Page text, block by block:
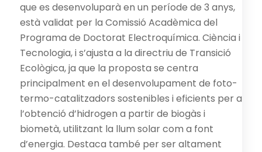
que es desenvoluparà en un període de 3 anys,
està validat per la Comissió Acadèmica del
Programa de Doctorat Electroquímica. Ciència i
Tecnologia, i s’ajusta a la directriu de Transició
Ecològica, ja que la proposta se centra
principalment en el desenvolupament de foto-
termo-catalitzadors sostenibles i eficients per a
l’obtenció d’hidrogen a partir de biogàs i
biometà, utilitzant la llum solar com a font
d’energia. Destaca també per ser altament